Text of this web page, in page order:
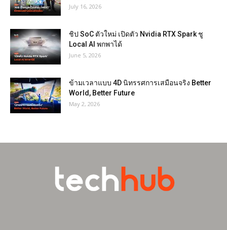
July 16, 2026
ชิป SoC ตัวใหม่ เปิดตัว Nvidia RTX Spark ชู
Local AI พกพาได้
June 5, 2026
ข้ามเวลาแบบ 4D นิทรรศการเสมือนจริง Better
World, Better Future
May 2, 2026